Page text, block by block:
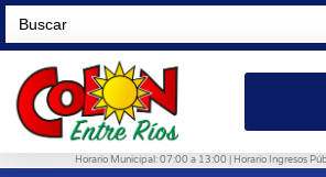
Search
for:
Horario Municipal: 07:00 a 13:00 | Horario Ingresos